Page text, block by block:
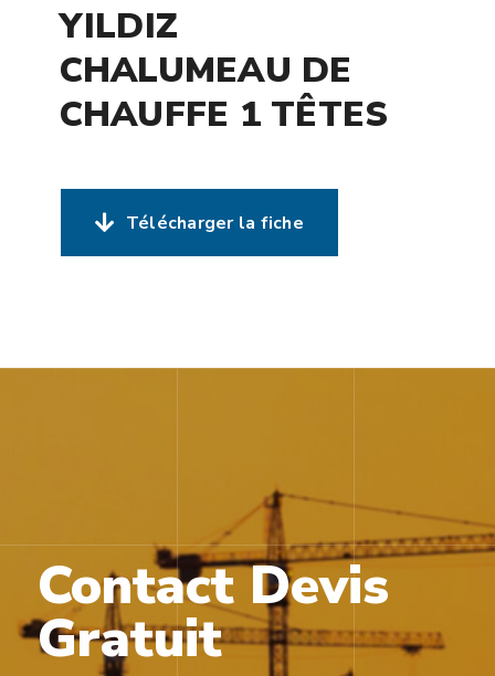
YILDIZ
CHALUMEAU DE
CHAUFFE 1 TÊTES
Télécharger la fiche
Contact Devis
Gratuit